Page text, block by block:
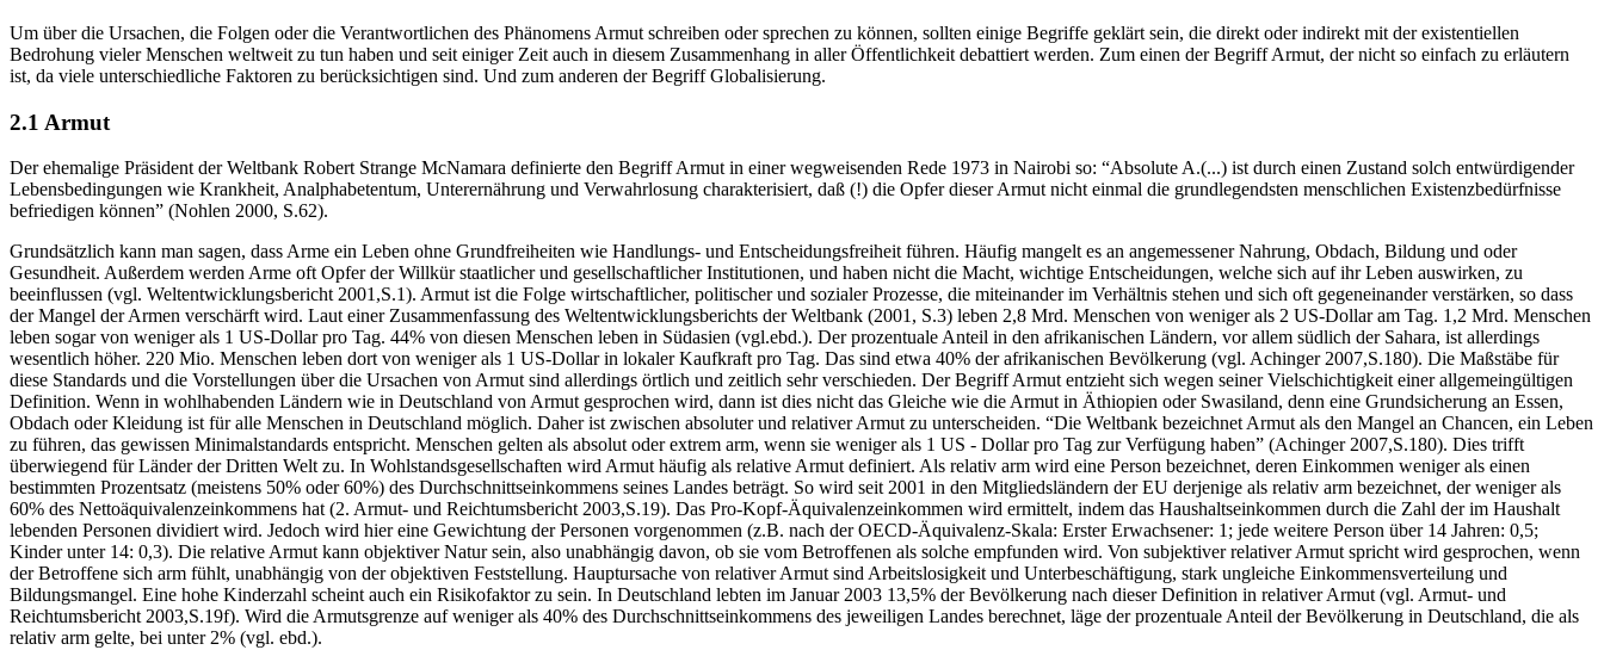
Um über die Ursachen, die Folgen oder die Verantwortlichen des Phänomens Armut schreiben oder sprechen zu können, sollten einige Begriffe geklärt sein, die direkt oder indirekt mit der existentiellen
Bedrohung vieler Menschen weltweit zu tun haben und seit einiger Zeit auch in diesem Zusammenhang in aller Öffentlichkeit debattiert werden. Zum einen der Begriff Armut, der nicht so einfach zu erläutern
ist, da viele unterschiedliche Faktoren zu berücksichtigen sind. Und zum anderen der Begriff Globalisierung.
2.1 Armut
Der ehemalige Präsident der Weltbank Robert Strange McNamara definierte den Begriff Armut in einer wegweisenden Rede 1973 in Nairobi so: “Absolute A.(...) ist durch einen Zustand solch entwürdigender
Lebensbedingungen wie Krankheit, Analphabetentum, Unterernährung und Verwahrlosung charakterisiert, daß (!) die Opfer dieser Armut nicht einmal die grundlegendsten menschlichen Existenzbedürfnisse
befriedigen können” (Nohlen 2000, S.62).
Grundsätzlich kann man sagen, dass Arme ein Leben ohne Grundfreiheiten wie Handlungs- und Entscheidungsfreiheit führen. Häufig mangelt es an angemessener Nahrung, Obdach, Bildung und oder
Gesundheit. Außerdem werden Arme oft Opfer der Willkür staatlicher und gesellschaftlicher Institutionen, und haben nicht die Macht, wichtige Entscheidungen, welche sich auf ihr Leben auswirken, zu
beeinflussen (vgl. Weltentwicklungsbericht 2001,S.1). Armut ist die Folge wirtschaftlicher, politischer und sozialer Prozesse, die miteinander im Verhältnis stehen und sich oft gegeneinander verstärken, so dass
der Mangel der Armen verschärft wird. Laut einer Zusammenfassung des Weltentwicklungsberichts der Weltbank (2001, S.3) leben 2,8 Mrd. Menschen von weniger als 2 US-Dollar am Tag. 1,2 Mrd. Menschen
leben sogar von weniger als 1 US-Dollar pro Tag. 44% von diesen Menschen leben in Südasien (vgl.ebd.). Der prozentuale Anteil in den afrikanischen Ländern, vor allem südlich der Sahara, ist allerdings
wesentlich höher. 220 Mio. Menschen leben dort von weniger als 1 US-Dollar in lokaler Kaufkraft pro Tag. Das sind etwa 40% der afrikanischen Bevölkerung (vgl. Achinger 2007,S.180). Die Maßstäbe für
diese Standards und die Vorstellungen über die Ursachen von Armut sind allerdings örtlich und zeitlich sehr verschieden. Der Begriff Armut entzieht sich wegen seiner Vielschichtigkeit einer allgemeingültigen
Definition. Wenn in wohlhabenden Ländern wie in Deutschland von Armut gesprochen wird, dann ist dies nicht das Gleiche wie die Armut in Äthiopien oder Swasiland, denn eine Grundsicherung an Essen,
Obdach oder Kleidung ist für alle Menschen in Deutschland möglich. Daher ist zwischen absoluter und relativer Armut zu unterscheiden. “Die Weltbank bezeichnet Armut als den Mangel an Chancen, ein Leben
zu führen, das gewissen Minimalstandards entspricht. Menschen gelten als absolut oder extrem arm, wenn sie weniger als 1 US - Dollar pro Tag zur Verfügung haben” (Achinger 2007,S.180). Dies trifft
überwiegend für Länder der Dritten Welt zu. In Wohlstandsgesellschaften wird Armut häufig als relative Armut definiert. Als relativ arm wird eine Person bezeichnet, deren Einkommen weniger als einen
bestimmten Prozentsatz (meistens 50% oder 60%) des Durchschnittseinkommens seines Landes beträgt. So wird seit 2001 in den Mitgliedsländern der EU derjenige als relativ arm bezeichnet, der weniger als
60% des Nettoäquivalenzeinkommens hat (2. Armut- und Reichtumsbericht 2003,S.19). Das Pro-Kopf-Äquivalenzeinkommen wird ermittelt, indem das Haushaltseinkommen durch die Zahl der im Haushalt
lebenden Personen dividiert wird. Jedoch wird hier eine Gewichtung der Personen vorgenommen (z.B. nach der OECD-Äquivalenz-Skala: Erster Erwachsener: 1; jede weitere Person über 14 Jahren: 0,5;
Kinder unter 14: 0,3). Die relative Armut kann objektiver Natur sein, also unabhängig davon, ob sie vom Betroffenen als solche empfunden wird. Von subjektiver relativer Armut spricht wird gesprochen, wenn
der Betroffene sich arm fühlt, unabhängig von der objektiven Feststellung. Hauptursache von relativer Armut sind Arbeitslosigkeit und Unterbeschäftigung, stark ungleiche Einkommensverteilung und
Bildungsmangel. Eine hohe Kinderzahl scheint auch ein Risikofaktor zu sein. In Deutschland lebten im Januar 2003 13,5% der Bevölkerung nach dieser Definition in relativer Armut (vgl. Armut- und
Reichtumsbericht 2003,S.19f). Wird die Armutsgrenze auf weniger als 40% des Durchschnittseinkommens des jeweiligen Landes berechnet, läge der prozentuale Anteil der Bevölkerung in Deutschland, die als
relativ arm gelte, bei unter 2% (vgl. ebd.).